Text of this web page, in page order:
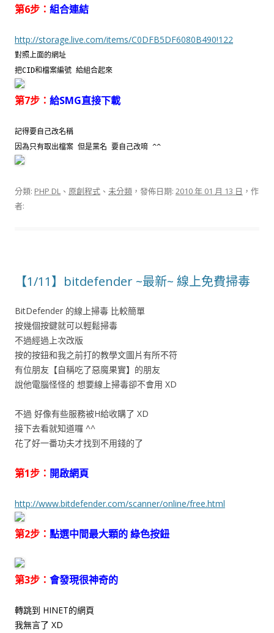
第6步： 組合連結
http://storage.live.com/items/C0DFB5DF6080B490!122
對照上面的網址
把CID和檔案編號 給組合起來
第7步： 給SMG直接下載
記得要自己改名稱
因為只有取出檔案 但是黨名 要自己改唷 ^^
分類: PHP DL 、 原創程式 、 未分類 ，發佈日期: 2010 年 01 月 13 日 ，作
者:
【1/11】bitdefender ~最新~ 線上免費掃毒
BitDefender 的線上掃毒 比較簡單
按幾個按鍵就可以輕鬆掃毒
不過經過上次改版
按的按鈕和我之前打的教學文圖片有所不符
有位朋友【自稱吃了惡魔果實】的朋友
說他電腦怪怪的 想要線上掃毒卻不會用 XD
不過 好像有些服務被H給收購了 XD
接下去看就知道囉 ^^
花了好一番功夫才找到不用錢的了
第1步： 開啟網頁
http://www.bitdefender.com/scanner/online/free.html
第2步： 點選中間最大顆的 綠色按鈕
第3步： 會發現很神奇的
轉跳到 HINET的網頁
我無言了 XD